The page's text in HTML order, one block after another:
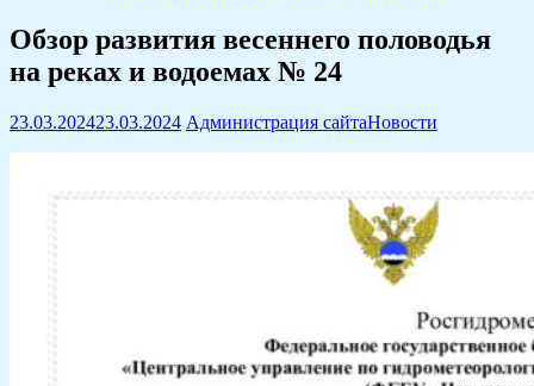
Обзор развития весеннего половодья
на реках и водоемах № 24
23.03.202423.03.2024 Администрация сайтаНовости